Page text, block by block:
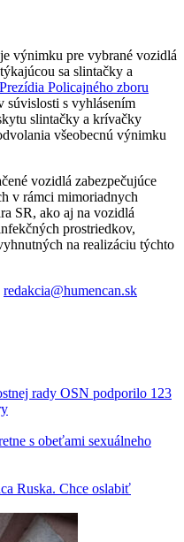
výnimku pre vybrané vozidlá
sa slintačky a
Prezídia Policajného zboru
súvislosti s vyhlásením
slintačky a krívačky
všeobecnú výnimku
vozidlá zabezpečujúce
v rámci mimoriadnych
SR, ako aj na vozidlá
prostriedkov,
na realizáciu týchto
redakcia@humencan.sk
rady OSN podporilo 123
s obeťami sexuálneho
Ruska. Chce oslabiť